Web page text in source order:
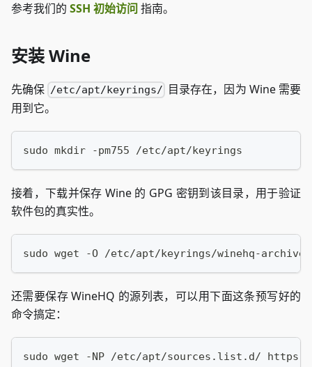
参考我们的 SSH 初始访问 指南。
安装 Wine
先确保 /etc/apt/keyrings/ 目录存在，因为 Wine 需要
用到它。
sudo mkdir -pm755 /etc/apt/keyrings
接着，下载并保存 Wine 的 GPG 密钥到该目录，用于验证
软件包的真实性。
sudo wget -O /etc/apt/keyrings/winehq-
还需要保存 WineHQ 的源列表，可以用下面这条预写好的
命令搞定：
sudo wget -NP /etc/apt/sources.list.d/